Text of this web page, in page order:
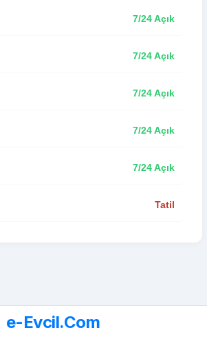
7/24 Açık
7/24 Açık
7/24 Açık
7/24 Açık
7/24 Açık
Tatil
e-Evcil.Com